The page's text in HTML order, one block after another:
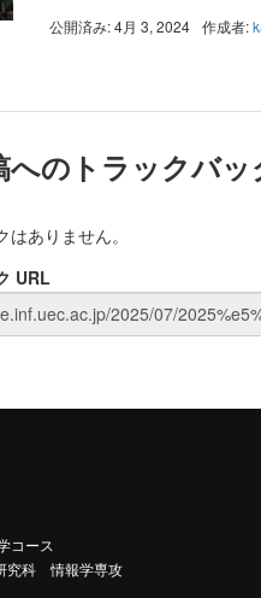
公開済み: 4月 3, 2024 作成者:
へのトラックバッ
はありません。
URL
コース
究科 情報学専攻